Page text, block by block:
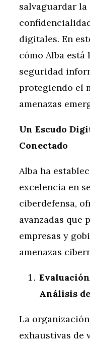
salvaguardar
digitales. En
cómo Alba
seguridad
protegiendo el
amenazas
Un Escudo
Conectado
Alba ha
excelencia en
ciberdefensa,
avanzadas que
empresas y
amenazas
Análisis
La
exhaustivas de